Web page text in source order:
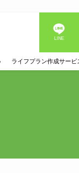
LINE
ライフプラン作成サービ